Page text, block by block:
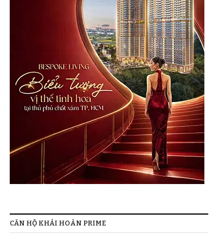
CĂN HỘ KHẢI HOÀN PRIME